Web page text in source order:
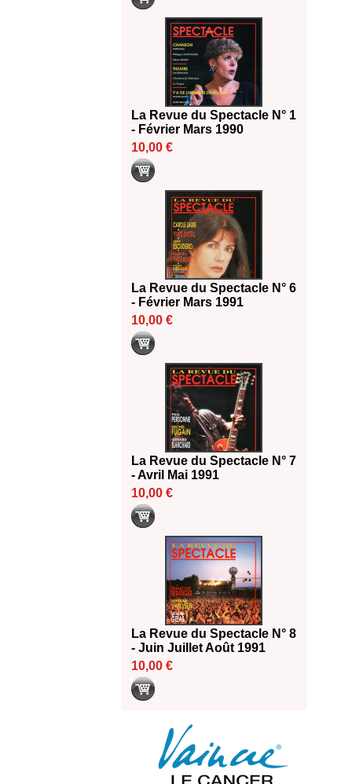
La Revue du Spectacle N° 1
- Février Mars 1990
10,00 €
La Revue du Spectacle N° 6
- Février Mars 1991
10,00 €
La Revue du Spectacle N° 7
- Avril Mai 1991
10,00 €
La Revue du Spectacle N° 8
- Juin Juillet Août 1991
10,00 €